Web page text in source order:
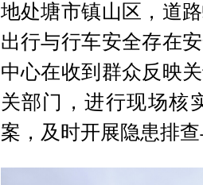
地处塘市镇山区，道
出行与行车安全存在
中心在收到群众反映
关部门，进行现场核
案，及时开展隐患排